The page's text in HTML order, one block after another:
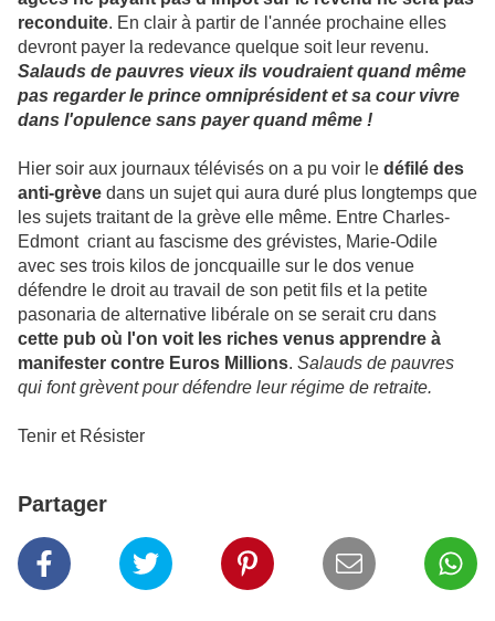
reconduite. En clair à partir de l'année prochaine elles
devront payer la redevance quelque soit leur revenu.
Salauds de pauvres vieux ils voudraient quand même
pas regarder le prince omniprésident et sa cour vivre
dans l'opulence sans payer quand même !
Hier soir aux journaux télévisés on a pu voir le défilé des
anti-grève dans un sujet qui aura duré plus longtemps que
les sujets traitant de la grève elle même. Entre Charles-
Edmont criant au fascisme des grévistes, Marie-Odile
avec ses trois kilos de joncquaille sur le dos venue
défendre le droit au travail de son petit fils et la petite
pasonaria de alternative libérale on se serait cru dans
cette pub où l'on voit les riches venus apprendre à
manifester contre Euros Millions. Salauds de pauvres
qui font grèvent pour défendre leur régime de retraite.
Tenir et Résister
Partager